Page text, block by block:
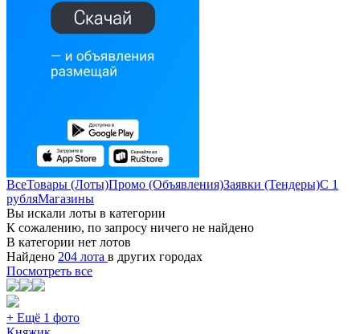
ВсеТовары (Лоты)Промо (Объявления)Заявки (Тендеры)С 1
рубляМагазины
Вы искали лоты в категории
К сожалению, по запросу ничего не найдено
В категории нет лотов
Найдено 204 лота в других городах
Посмотреть все
+ Ещё 1 фото